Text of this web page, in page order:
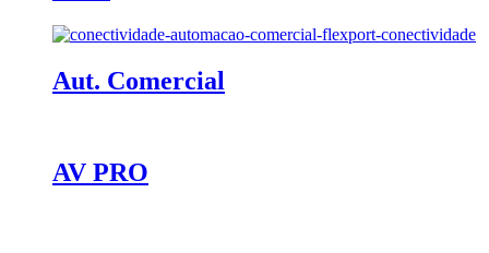
Aut. Comercial
AV PRO